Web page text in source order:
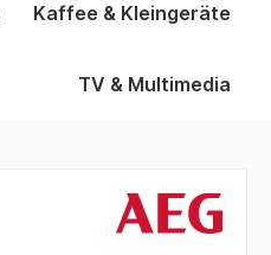
Kaffee & Kleingeräte
TV & Multimedia